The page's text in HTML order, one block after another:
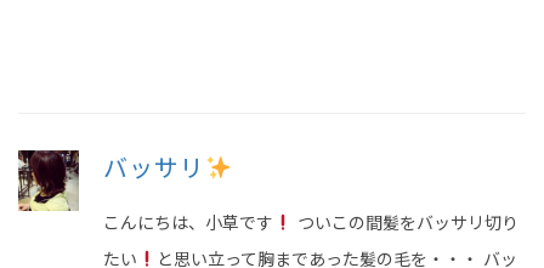
バッサリ
こんにちは、小草です
ついこの間髪をバッサリ切り
たい
と思い立って胸まであった髪の毛を・・・ バッ